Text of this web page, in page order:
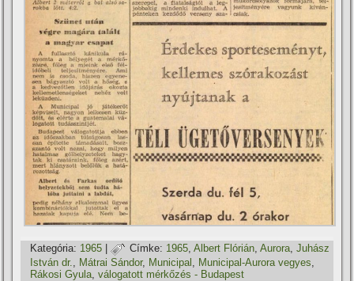
Kategória: 1965 | Címke: 1965,Albert Flórián,Aurora,Juhász
István dr.
Mátrai Sándor, Municipal Municipal-Aurora vegyes
Rákosi Gyula ,válogatott mérkőzés - Budapest